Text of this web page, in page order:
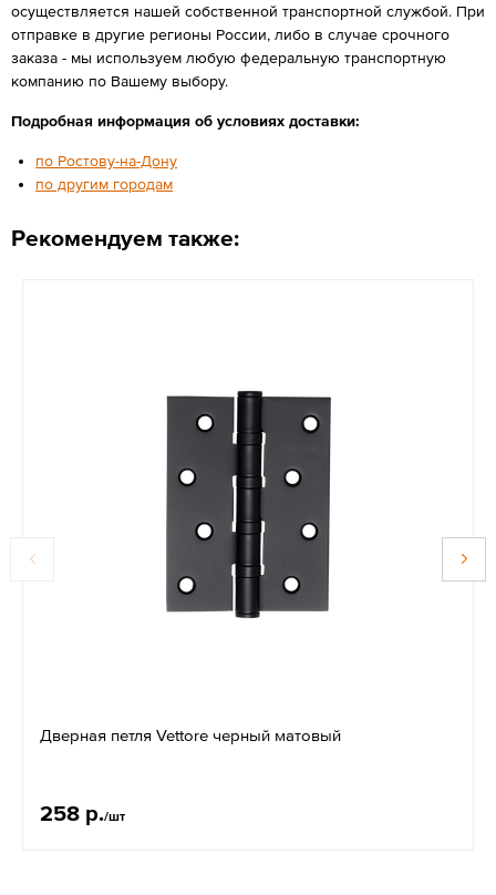
осуществляется нашей собственной транспортной службой. При
отправке в другие регионы России, либо в случае срочного
заказа - мы используем любую федеральную транспортную
компанию по Вашему выбору.
Подробная информация об условиях доставки:
по Ростову-на-Дону
по другим городам
Рекомендуем также:
Дверная петля Vettore черный матовый
258 р./шт